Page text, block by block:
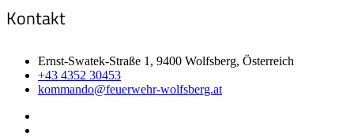
Kontakt
Ernst-Swatek-Straße 1, 9400 Wolfsberg, Österreich
+43 4352 30453
kommando@feuerwehr-wolfsberg.at